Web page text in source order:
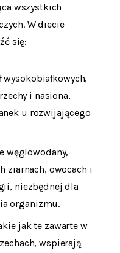
wszystkich
W diecie
się:
i nasiona,
u rozwijającego
węglowodany,
ziarnach, owocach i
niezbędnej dla
organizmu.
jak te zawarte w
wspierają